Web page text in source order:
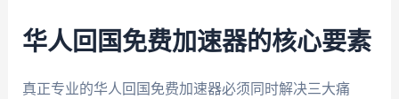
华人回国免费加速器的核心要素
真正专业的华人回国免费加速器必须同时解决三大痛